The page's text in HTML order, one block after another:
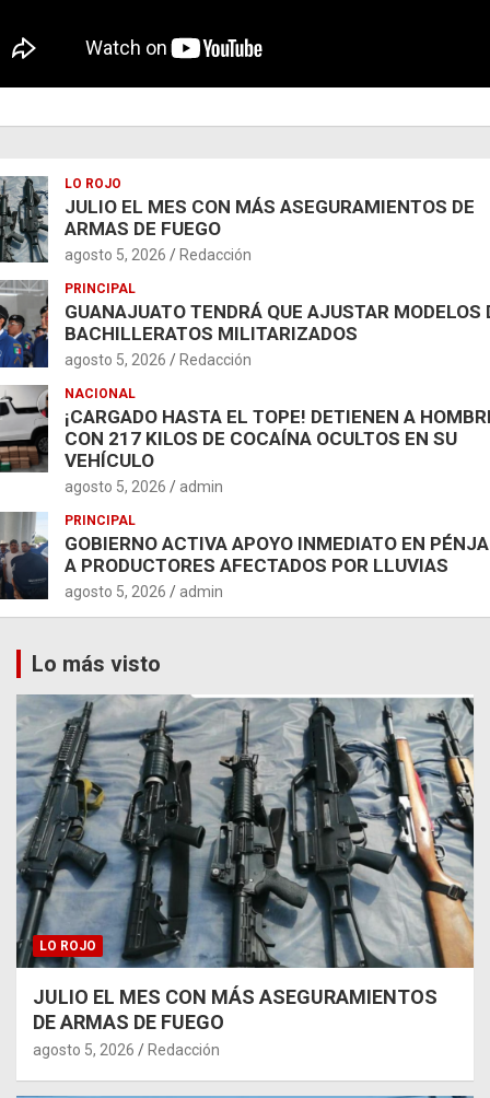
LO ROJO
JULIO EL MES CON MÁS ASEGURAMIENTOS DE
ARMAS DE FUEGO
agosto 5, 2026 Redacción
PRINCIPAL
GUANAJUATO TENDRÁ QUE AJUSTAR MODELOS
BACHILLERATOS MILITARIZADOS
agosto 5, 2026 Redacción
NACIONAL
¡CARGADO HASTA EL TOPE! DETIENEN A
CON 217 KILOS DE COCAÍNA OCULTOS EN SU
VEHÍCULO
agosto 5, 2026 admin
PRINCIPAL
GOBIERNO ACTIVA APOYO INMEDIATO EN
A PRODUCTORES AFECTADOS POR LLUVIAS
agosto 5, 2026 admin
Lo más visto
LO ROJO
JULIO EL MES CON MÁS ASEGURAMIENTOS
DE ARMAS DE FUEGO
agosto 5, 2026 Redacción